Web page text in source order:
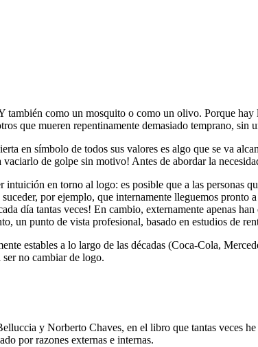
también como un mosquito o como un olivo. Porque
que mueren repentinamente demasiado temprano, sin
en símbolo de todos sus valores es algo que se va
de golpe sin motivo! Antes de abordar la
en torno al logo: es posible que a las personas
por ejemplo, que internamente lleguemos
día tantas veces! En cambio, externamente apenas
un punto de vista profesional, basado en estudios de
estables a lo largo de las décadas (Coca-Cola,
no cambiar de logo.
y Norberto Chaves, en el libro que tantas veces
por razones externas e internas.